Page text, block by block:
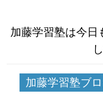
加藤学習塾は今日
加藤学習塾ブ